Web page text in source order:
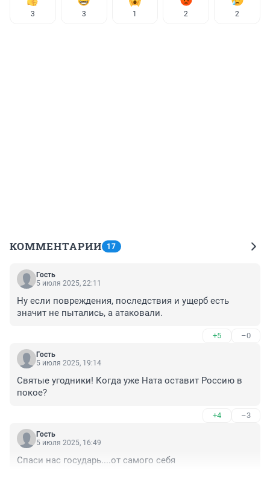
3 3 1 2 2
КОММЕНТАРИИ 17
Гость
5 июля 2025, 22:11
Ну если повреждения, последствия и ущерб есть
значит не пытались, а атаковали.
+5 –0
Гость
5 июля 2025, 19:14
Святые угодники! Когда уже Ната оставит Россию в
покое?
+4 –3
Гость
5 июля 2025, 16:49
Спаси нас государь....от самого себя